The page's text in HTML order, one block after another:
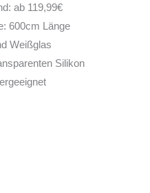
ab 119,99€
600cm Länge
Weißglas
Silikon